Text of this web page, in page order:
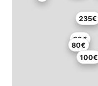
235€
90€
80€
100€